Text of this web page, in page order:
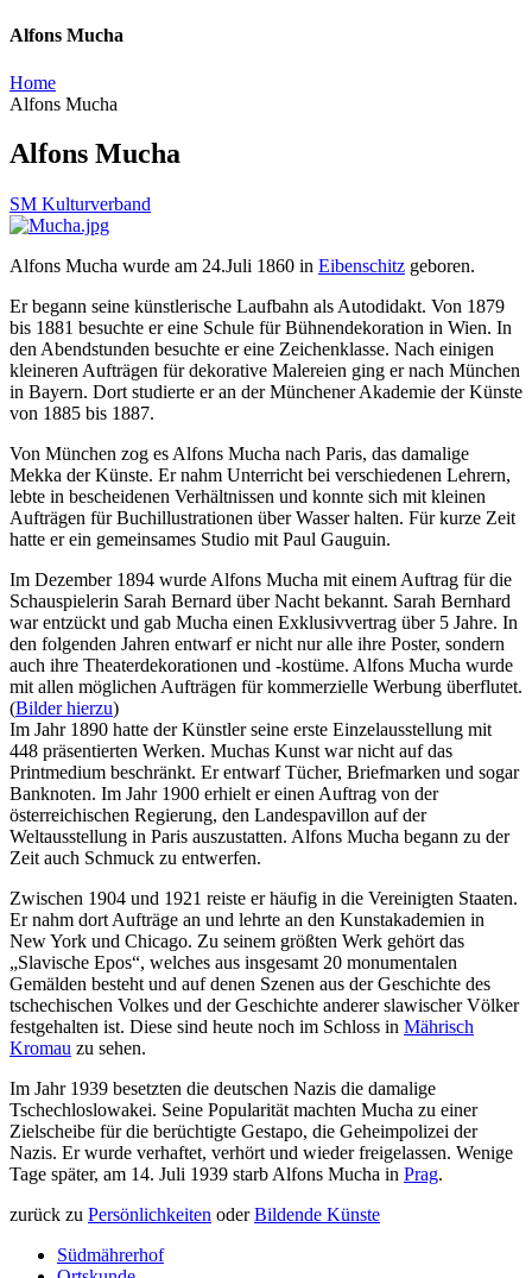
Alfons Mucha
Home
Alfons Mucha
Alfons Mucha
SM Kulturverband
Alfons Mucha wurde am 24.Juli 1860 in Eibenschitz geboren.
Er begann seine künstlerische Laufbahn als Autodidakt. Von 1879
bis 1881 besuchte er eine Schule für Bühnendekoration in Wien. In
den Abendstunden besuchte er eine Zeichenklasse. Nach einigen
kleineren Aufträgen für dekorative Malereien ging er nach München
in Bayern. Dort studierte er an der Münchener Akademie der Künste
von 1885 bis 1887.
Von München zog es Alfons Mucha nach Paris, das damalige
Mekka der Künste. Er nahm Unterricht bei verschiedenen Lehrern,
lebte in bescheidenen Verhältnissen und konnte sich mit kleinen
Aufträgen für Buchillustrationen über Wasser halten. Für kurze Zeit
hatte er ein gemeinsames Studio mit Paul Gauguin.
Im Dezember 1894 wurde Alfons Mucha mit einem Auftrag für die
Schauspielerin Sarah Bernard über Nacht bekannt. Sarah Bernhard
war entzückt und gab Mucha einen Exklusivvertrag über 5 Jahre. In
den folgenden Jahren entwarf er nicht nur alle ihre Poster, sondern
auch ihre Theaterdekorationen und -kostüme. Alfons Mucha wurde
mit allen möglichen Aufträgen für kommerzielle Werbung überflutet.
(Bilder hierzu)
Im Jahr 1890 hatte der Künstler seine erste Einzelausstellung mit
448 präsentierten Werken. Muchas Kunst war nicht auf das
Printmedium beschränkt. Er entwarf Tücher, Briefmarken und sogar
Banknoten. Im Jahr 1900 erhielt er einen Auftrag von der
österreichischen Regierung, den Landespavillon auf der
Weltausstellung in Paris auszustatten. Alfons Mucha begann zu der
Zeit auch Schmuck zu entwerfen.
Zwischen 1904 und 1921 reiste er häufig in die Vereinigten Staaten.
Er nahm dort Aufträge an und lehrte an den Kunstakademien in
New York und Chicago. Zu seinem größten Werk gehört das
„Slavische Epos“, welches aus insgesamt 20 monumentalen
Gemälden besteht und auf denen Szenen aus der Geschichte des
tschechischen Volkes und der Geschichte anderer slawischer Völker
festgehalten ist. Diese sind heute noch im Schloss in Mährisch
Kromau zu sehen.
Im Jahr 1939 besetzten die deutschen Nazis die damalige
Tschechloslowakei. Seine Popularität machten Mucha zu einer
Zielscheibe für die berüchtigte Gestapo, die Geheimpolizei der
Nazis. Er wurde verhaftet, verhört und wieder freigelassen. Wenige
Tage später, am 14. Juli 1939 starb Alfons Mucha in Prag.
zurück zu Persönlichkeiten oderBildende Künste
Südmährerhof